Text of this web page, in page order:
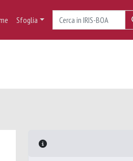
Sfoglia